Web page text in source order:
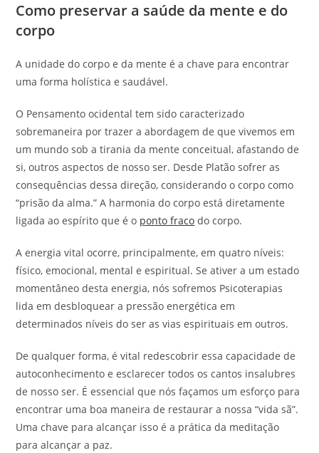
Como preservar a saúde da mente e do
corpo
A unidade do corpo e da mente é a chave para encontrar
uma forma holística e saudável.
O Pensamento ocidental tem sido caracterizado
sobremaneira por trazer a abordagem de que vivemos em
um mundo sob a tirania da mente conceitual, afastando de
si, outros aspectos de nosso ser. Desde Platão sofrer as
consequências dessa direção, considerando o corpo como
“prisão da alma.” A harmonia do corpo está diretamente
ligada ao espírito que é o ponto fraco do corpo.
A energia vital ocorre, principalmente, em quatro níveis:
físico, emocional, mental e espiritual. Se ativer a um estado
momentâneo desta energia, nós sofremos Psicoterapias
lida em desbloquear a pressão energética em
determinados níveis do ser as vias espirituais em outros.
De qualquer forma, é vital redescobrir essa capacidade de
autoconhecimento e esclarecer todos os cantos insalubres
de nosso ser. É essencial que nós façamos um esforço para
encontrar uma boa maneira de restaurar a nossa “vida sã”.
Uma chave para alcançar isso é a prática da meditação
para alcançar a paz.